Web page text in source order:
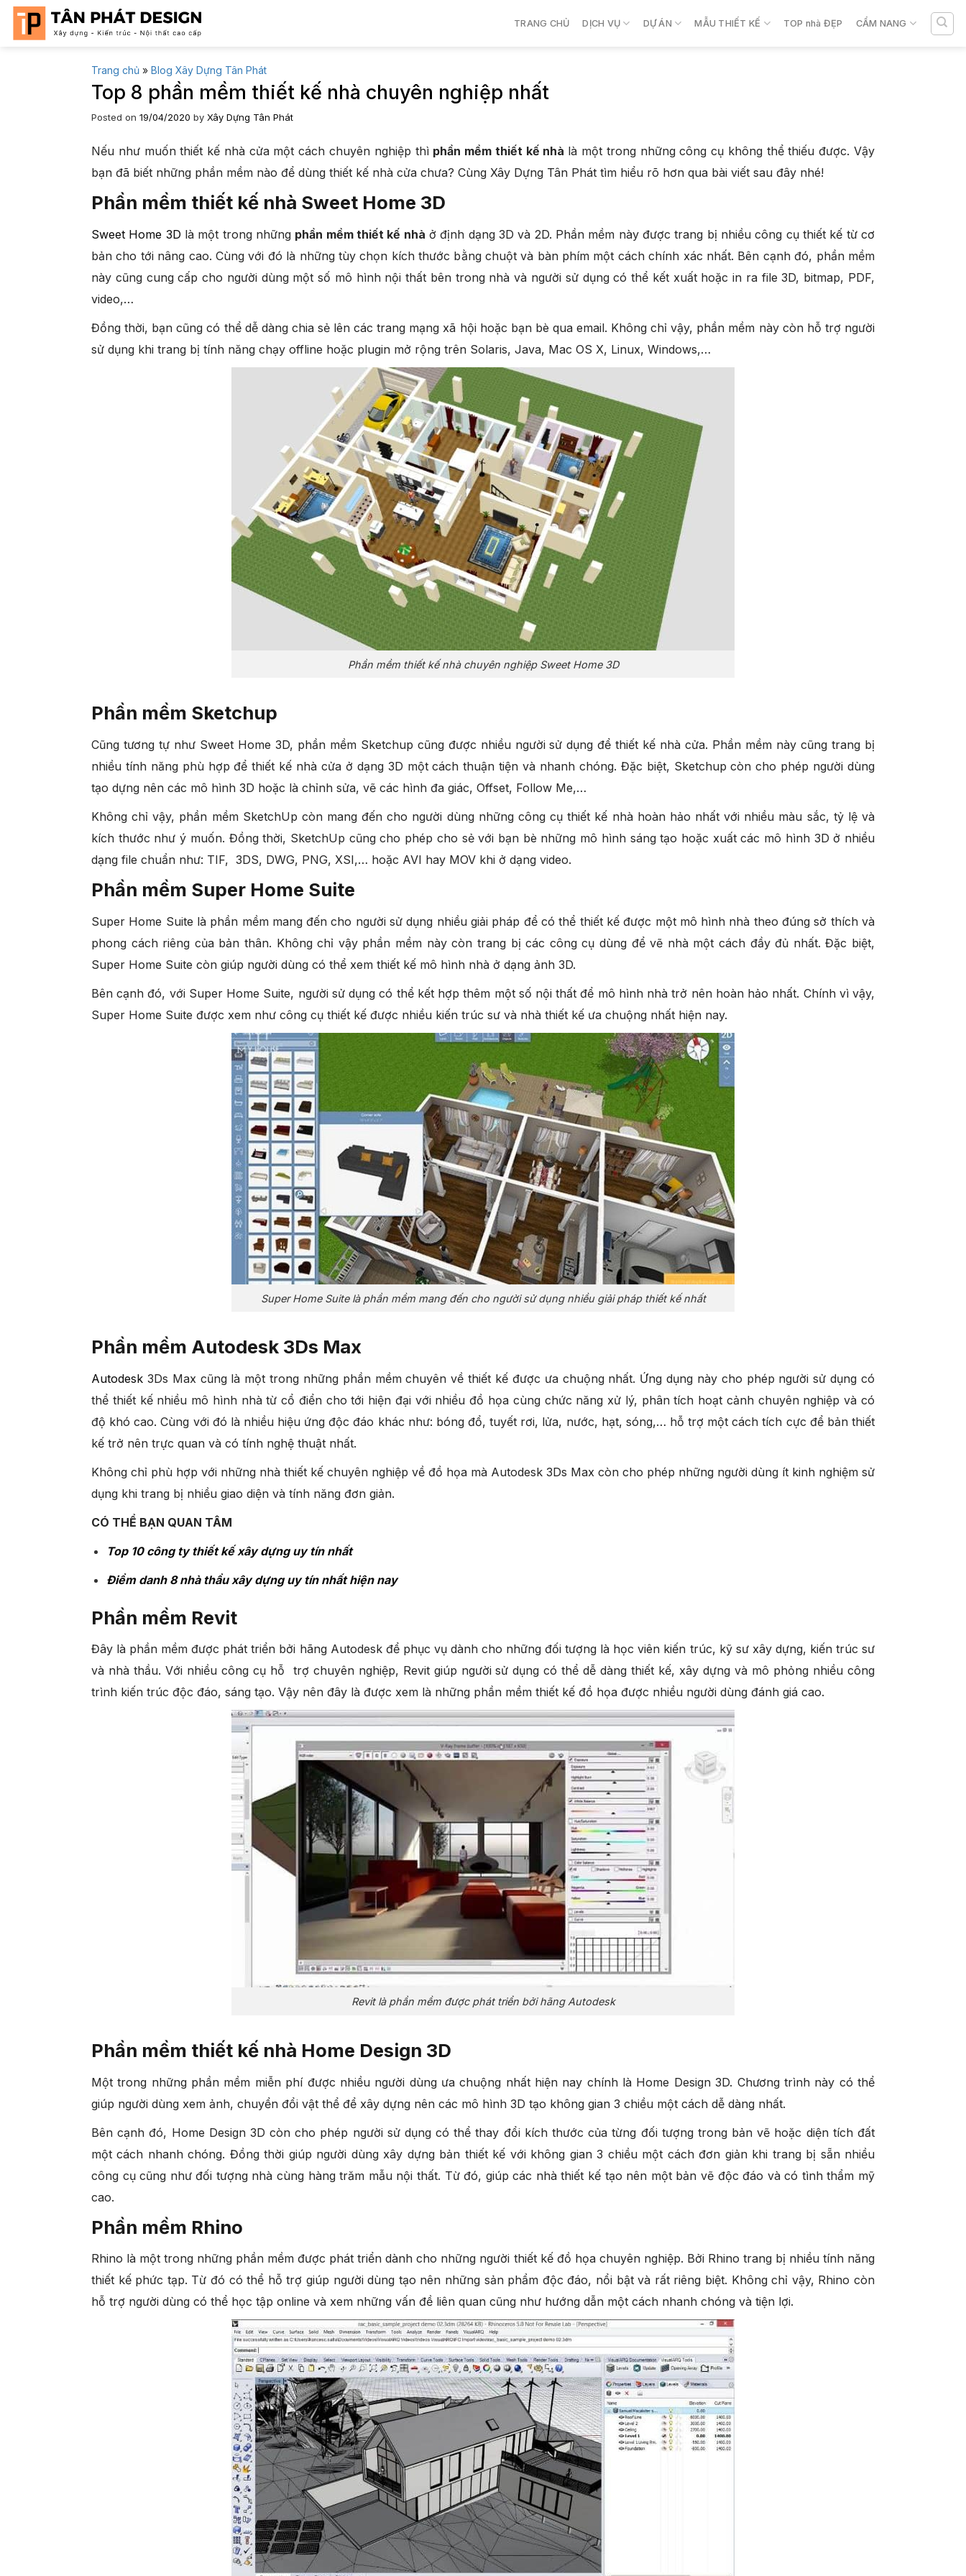
Skip
TRANG CHỦ DỊCH VỤ DỰ ÁN MẪU THIẾT KẾ TOP nhà ĐẸP CẨM NANG
Trang chủ » Blog Xây Dựng Tân Phát
Top 8 phần mềm thiết kế nhà chuyên nghiệp nhất
Posted on 19/04/2020 by Xây Dựng Tân Phát
Nếu như muốn thiết kế nhà cửa một cách chuyên nghiệp thì phần mềm thiết kế nhà là một trong những công cụ không thể thiếu được. Vậy
bạn đã biết những phần mềm nào để dùng thiết kế nhà cửa chưa? Cùng Xây Dựng Tân Phát tìm hiểu rõ hơn qua bài viết sau đây nhé!
Phần mềm thiết kế nhà Sweet Home 3D
Sweet Home 3D là một trong những phần mềm thiết kế nhà ở định dạng 3D và 2D. Phần mềm này được trang bị nhiều công cụ thiết kế từ cơ
bản cho tới nâng cao. Cùng với đó là những tùy chọn kích thước bằng chuột và bàn phím một cách chính xác nhất. Bên cạnh đó, phần mềm
này cũng cung cấp cho người dùng một số mô hình nội thất bên trong nhà và người sử dụng có thể kết xuất hoặc in ra file 3D, bitmap, PDF,
video,…
Đồng thời, bạn cũng có thể dễ dàng chia sẻ lên các trang mạng xã hội hoặc bạn bè qua email. Không chỉ vậy, phần mềm này còn hỗ trợ người
sử dụng khi trang bị tính năng chạy offline hoặc plugin mở rộng trên Solaris, Java, Mac OS X, Linux, Windows,…
Phần mềm thiết kế nhà chuyên nghiệp Sweet Home 3D
Phần mềm Sketchup
Cũng tương tự như Sweet Home 3D, phần mềm Sketchup cũng được nhiều người sử dụng để thiết kế nhà cửa. Phần mềm này cũng trang bị
nhiều tính năng phù hợp để thiết kế nhà cửa ở dạng 3D một cách thuận tiện và nhanh chóng. Đặc biệt, Sketchup còn cho phép người dùng
tạo dựng nên các mô hình 3D hoặc là chỉnh sửa, vẽ các hình đa giác, Offset, Follow Me,…
Không chỉ vậy, phần mềm SketchUp còn mang đến cho người dùng những công cụ thiết kế nhà hoàn hảo nhất với nhiều màu sắc, tỷ lệ và
kích thước như ý muốn. Đồng thời, SketchUp cũng cho phép cho sẻ với bạn bè những mô hình sáng tạo hoặc xuất các mô hình 3D ở nhiều
dạng file chuẩn như: TIF, 3DS, DWG, PNG, XSI,… hoặc AVI hay MOV khi ở dạng video.
Phần mềm Super Home Suite
Super Home Suite là phần mềm mang đến cho người sử dụng nhiều giải pháp để có thể thiết kế được một mô hình nhà theo đúng sở thích và
phong cách riêng của bản thân. Không chỉ vậy phần mềm này còn trang bị các công cụ dùng để vẽ nhà một cách đầy đủ nhất. Đặc biệt,
Super Home Suite còn giúp người dùng có thể xem thiết kế mô hình nhà ở dạng ảnh 3D.
Bên cạnh đó, với Super Home Suite, người sử dụng có thể kết hợp thêm một số nội thất để mô hình nhà trở nên hoàn hảo nhất. Chính vì vậy,
Super Home Suite được xem như công cụ thiết kế được nhiều kiến trúc sư và nhà thiết kế ưa chuộng nhất hiện nay.
Super Home Suite là phần mềm mang đến cho người sử dụng nhiều giải pháp thiết kế nhất
Phần mềm Autodesk 3Ds Max
Autodesk 3Ds Max cũng là một trong những phần mềm chuyên về thiết kế được ưa chuộng nhất. Ứng dụng này cho phép người sử dụng có
thể thiết kế nhiều mô hình nhà từ cổ điển cho tới hiện đại với nhiều đồ họa cùng chức năng xử lý, phân tích hoạt cảnh chuyên nghiệp và có
độ khó cao. Cùng với đó là nhiều hiệu ứng độc đáo khác như: bóng đổ, tuyết rơi, lửa, nước, hạt, sóng,… hỗ trợ một cách tích cực để bản thiết
kế trở nên trực quan và có tính nghệ thuật nhất.
Không chỉ phù hợp với những nhà thiết kế chuyên nghiệp về đồ họa mà Autodesk 3Ds Max còn cho phép những người dùng ít kinh nghiệm sử
dụng khi trang bị nhiều giao diện và tính năng đơn giản.
CÓ THỂ BẠN QUAN TÂM
Top 10 công ty thiết kế xây dựng uy tín nhất
Điểm danh 8 nhà thầu xây dựng uy tín nhất hiện nay
Phần mềm Revit
Đây là phần mềm được phát triển bởi hãng Autodesk để phục vụ dành cho những đối tượng là học viên kiến trúc, kỹ sư xây dựng, kiến trúc sư
và nhà thầu. Với nhiều công cụ hỗ trợ chuyên nghiệp, Revit giúp người sử dụng có thể dễ dàng thiết kế, xây dựng và mô phỏng nhiều công
trình kiến trúc độc đáo, sáng tạo. Vậy nên đây là được xem là những phần mềm thiết kế đồ họa được nhiều người dùng đánh giá cao.
Revit là phần mềm được phát triển bởi hãng Autodesk
Phần mềm thiết kế nhà Home Design 3D
Một trong những phần mềm miễn phí được nhiều người dùng ưa chuộng nhất hiện nay chính là Home Design 3D. Chương trình này có thể
giúp người dùng xem ảnh, chuyển đổi vật thể để xây dựng nên các mô hình 3D tạo không gian 3 chiều một cách dễ dàng nhất.
Bên cạnh đó, Home Design 3D còn cho phép người sử dụng có thể thay đổi kích thước của từng đối tượng trong bản vẽ hoặc diện tích đất
một cách nhanh chóng. Đồng thời giúp người dùng xây dựng bản thiết kế với không gian 3 chiều một cách đơn giản khi trang bị sẵn nhiều
công cụ cũng như đối tượng nhà cùng hàng trăm mẫu nội thất. Từ đó, giúp các nhà thiết kế tạo nên một bản vẽ độc đáo và có tình thẩm mỹ
cao.
Phần mềm Rhino
Rhino là một trong những phần mềm được phát triển dành cho những người thiết kế đồ họa chuyên nghiệp. Bởi Rhino trang bị nhiều tính năng
thiết kế phức tạp. Từ đó có thể hỗ trợ giúp người dùng tạo nên những sản phẩm độc đáo, nổi bật và rất riêng biệt. Không chỉ vậy, Rhino còn
hỗ trợ người dùng có thể học tập online và xem những vấn đề liên quan cũng như hướng dẫn một cách nhanh chóng và tiện lợi.